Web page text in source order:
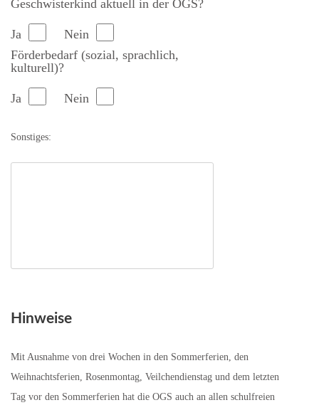
Geschwisterkind aktuell in der OGS?
Ja
Nein
Förderbedarf (sozial, sprachlich,
kulturell)?
Ja Nein
Sonstiges:
Hinweise
Mit Ausnahme von drei Wochen in den Sommerferien, den
Weihnachtsferien, Rosenmontag, Veilchendienstag und dem letzten
Tag vor den Sommerferien hat die OGS auch an allen schulfreien